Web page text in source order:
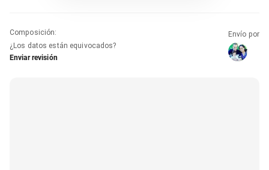
Composición:
¿Los datos están equivocados?
Enviar revisión
Envío por